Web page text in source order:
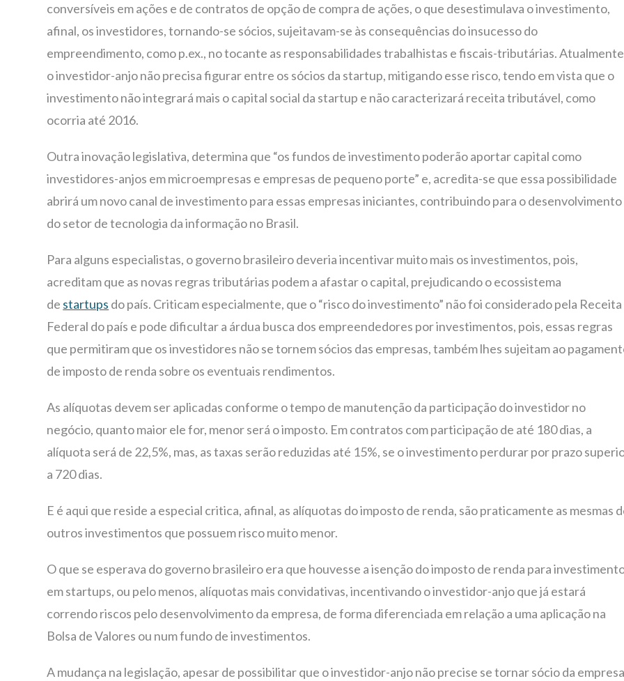
conversíveis em ações e de contratos de opção de compra de ações, o que desestimulava o investimento,
afinal, os investidores, tornando-se sócios, sujeitavam-se às consequências do insucesso do
empreendimento, como p.ex., no tocante as responsabilidades trabalhistas e fiscais-tributárias.
o investidor-anjo não precisa figurar entre os sócios da startup, mitigando esse risco, tendo em vista que o
investimento não integrará mais o capital social da startup e não caracterizará receita tributável, como
ocorria até 2016.
Outra inovação legislativa, determina que “os fundos de investimento poderão aportar capital como
investidores-anjos em microempresas e empresas de pequeno porte” e, acredita-se que essa possibilidade
abrirá um novo canal de investimento para essas empresas iniciantes, contribuindo para o desenvolvimento
do setor de tecnologia da informação no Brasil.
Para alguns especialistas, o governo brasileiro deveria incentivar muito mais os investimentos, pois,
acreditam que as novas regras tributárias podem a afastar o capital, prejudicando o ecossistema
de startups do país. Criticam especialmente, que o “risco do investimento” não foi considerado pela Receita
Federal do país e pode dificultar a árdua busca dos empreendedores por investimentos, pois, essas regras
que permitiram que os investidores não se tornem sócios das empresas, também lhes sujeitam ao
de imposto de renda sobre os eventuais rendimentos.
As alíquotas devem ser aplicadas conforme o tempo de manutenção da participação do investidor no
negócio, quanto maior ele for, menor será o imposto. Em contratos com participação de até 180 dias, a
alíquota será de 22,5%, mas, as taxas serão reduzidas até 15%, se o investimento perdurar por prazo
a 720 dias.
E é aqui que reside a especial critica, afinal, as alíquotas do imposto de renda, são praticamente as mesmas
outros investimentos que possuem risco muito menor.
O que se esperava do governo brasileiro era que houvesse a isenção do imposto de renda para
em startups, ou pelo menos, alíquotas mais convidativas, incentivando o investidor-anjo que já estará
correndo riscos pelo desenvolvimento da empresa, de forma diferenciada em relação a uma aplicação na
Bolsa de Valores ou num fundo de investimentos.
A mudança na legislação, apesar de possibilitar que o investidor-anjo não precise se tornar sócio da